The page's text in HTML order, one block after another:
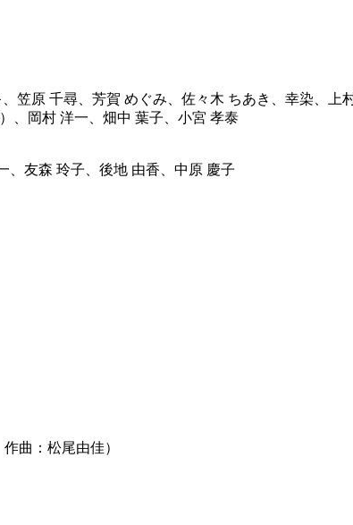
笠原 千尋、芳賀 めぐみ、佐々木 ちあき、幸染、
、岡村 洋一、畑中 葉子、小宮 孝泰
、友森 玲子、後地 由香、中原 慶子
曲：松尾由佳）